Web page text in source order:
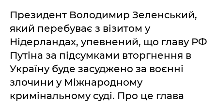
Президент Володимир Зеленський,
який перебуває з візитом у
Нідерландах, упевнений, що главу РФ
Путіна за підсумками вторгнення в
Україну буде засуджено за воєнні
злочини у Міжнародному
кримінальному суді. Про це глава